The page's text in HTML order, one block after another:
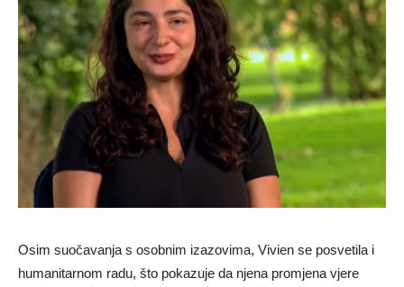
Osim suočavanja s osobnim izazovima, Vivien se posvetila i
humanitarnom radu, što pokazuje da njena promjena vjere